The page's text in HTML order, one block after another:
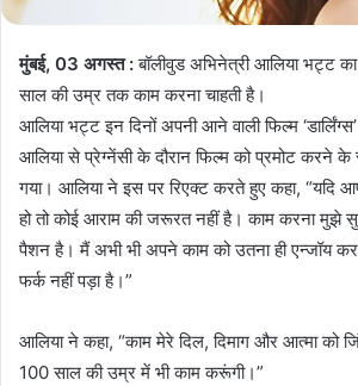
मुंबई, 03 अगस्त :बॉलीवुड अभिनेत्री आलिया भट्ट
साल की उम्र तक काम करना चाहती है।
आलिया भट्ट इन दिनों अपनी आने वाली फिल्म
आलिया से प्रेग्नेंसी के दौरान फिल्म को प्रमोट करने
गया। आलिया ने इस पर रिएक्ट करते हुए कहा, “यदि
हो तो कोई आराम की जरूरत नहीं है। काम करना मुझे
पैशन है। मैं अभी भी अपने काम को उतना ही एन्जॉय
फर्क नहीं पड़ा है।”
आलिया ने कहा, “काम मेरे दिल, दिमाग और आत्मा को
100 साल की उम्र में भी काम करूंगी।”